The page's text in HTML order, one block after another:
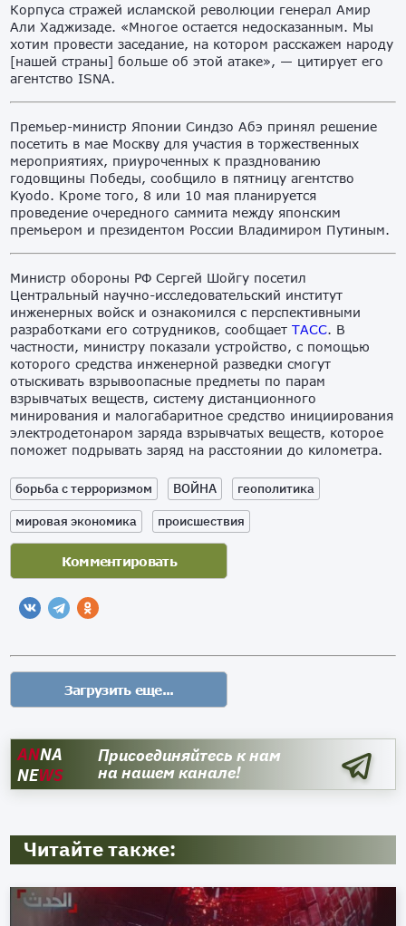
Корпуса стражей исламской революции генерал Амир
Али Хаджизаде. «Многое остается недосказанным. Мы
хотим провести заседание, на котором расскажем народу
[нашей страны] больше об этой атаке», — цитирует его
агентство ISNA.
Премьер-министр Японии Синдзо Абэ принял решение
посетить в мае Москву для участия в торжественных
мероприятиях, приуроченных к празднованию
годовщины Победы, сообщило в пятницу агентство
Kyodo. Кроме того, 8 или 10 мая планируется
проведение очередного саммита между японским
премьером и президентом России Владимиром Путиным.
Министр обороны РФ Сергей Шойгу посетил
Центральный научно-исследовательский институт
инженерных войск и ознакомился с перспективными
разработками его сотрудников, сообщаетТАСС. В
частности, министру показали устройство, с помощью
которого средства инженерной разведки смогут
отыскивать взрывоопасные предметы по парам
взрывчатых веществ, систему дистанционного
минирования и малогабаритное средство инициирования
электродетонаром заряда взрывчатых веществ, которое
поможет подрывать заряд на расстоянии до километра.
борьба с терроризмом ВОЙНА
геополитика
мировая экономика
происшествия
ANNA
NEWS
Присоединяйтесь к нам
на нашем канале!
Читайте также: